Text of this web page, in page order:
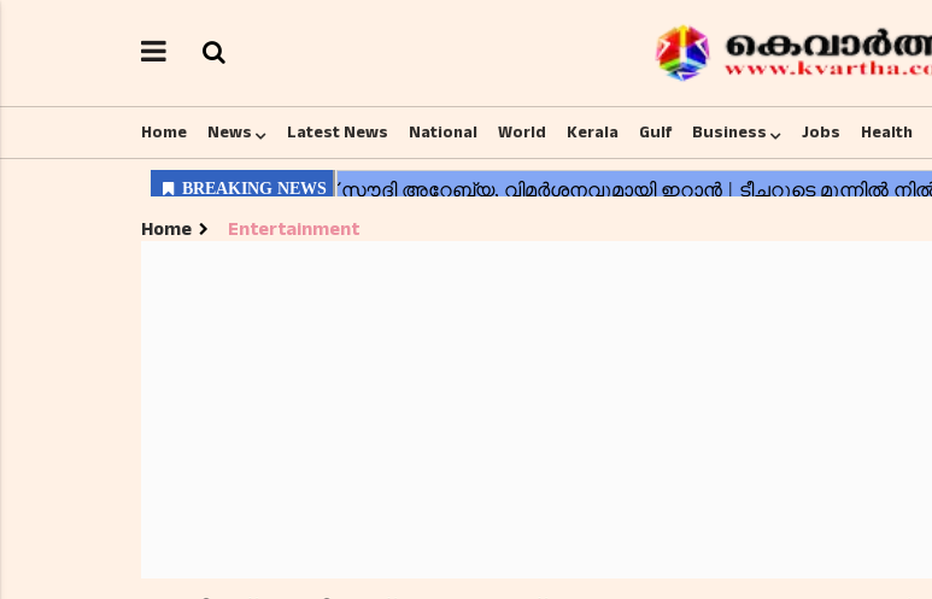
Home News Latest News National World Kerala Gulf Business Jobs Health
Home Entertainment